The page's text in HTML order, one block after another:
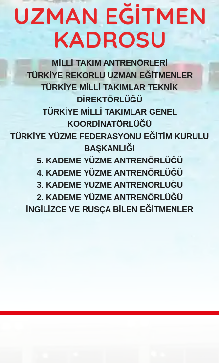
UZMAN EĞİTMEN
KADROSU
MİLLİ TAKIM ANTRENÖRLERİ
TÜRKİYE REKORLU UZMAN EĞİTMENLER
TÜRKİYE MİLLİ TAKIMLAR TEKNİK
DİREKTÖRLÜĞÜ
TÜRKİYE MİLLİ TAKIMLAR GENEL
KOORDİNATÖRLÜĞÜ
TÜRKİYE YÜZME FEDERASYONU EĞİTİM KURULU
BAŞKANLIĞI
5. KADEME YÜZME ANTRENÖRLÜĞÜ
4. KADEME YÜZME ANTRENÖRLÜĞÜ
3. KADEME YÜZME ANTRENÖRLÜĞÜ
2. KADEME YÜZME ANTRENÖRLÜĞÜ
İNGİLİZCE VE RUSÇA BİLEN EĞİTMENLER